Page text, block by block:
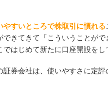
やすいところで株取引に慣れる
できてきて「こういうことが
はじめて新たに口座開設をし
証券会社は、使いやすさに定評